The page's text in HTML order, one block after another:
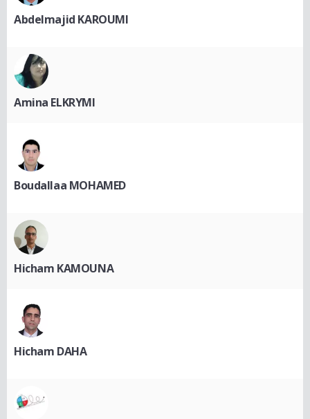
Abdelmajid KAROUMI
Amina ELKRYMI
Boudallaa MOHAMED
Hicham KAMOUNA
Hicham DAHA